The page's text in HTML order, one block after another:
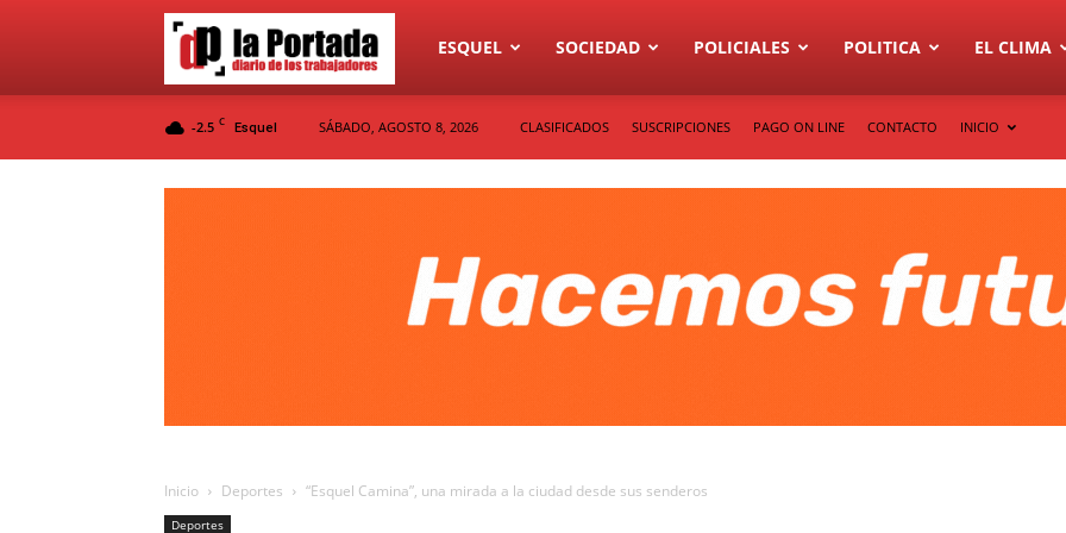
Diario
ESQUEL SOCIEDAD POLICIALES POLITICA EL CLIMA
-2.5 C Esquel SÁBADO, AGOSTO 8, 2026 CLASIFICADOS SUSCRIPCIONES PAGO ON LINE CONTACTO INICIO
Inicio Deportes “Esquel Camina”, una mirada a la ciudad desde sus senderos
Deportes